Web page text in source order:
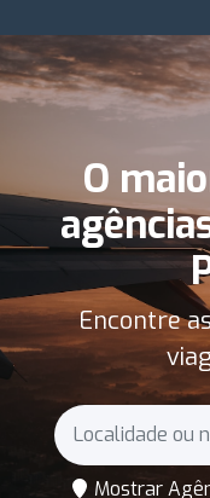
O
Encontre
Mostrar